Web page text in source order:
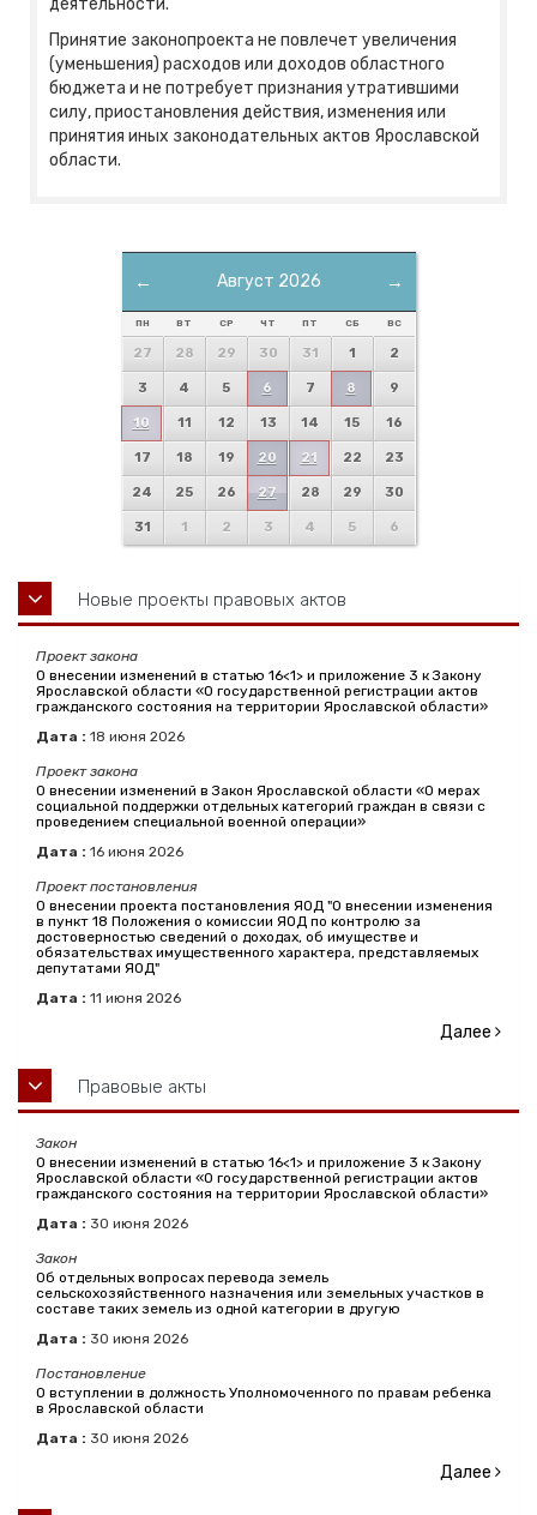
деятельности.
Принятие законопроекта не повлечет увеличения
(уменьшения) расходов или доходов областного
бюджета и не потребует признания утратившими
силу, приостановления действия, изменения или
принятия иных законодательных актов Ярославской
области.
← →
Август 2026
ПН ВТ СР ЧТ ПТ СБ ВС
27 28 29 30 31 1 2
3 4 5 6 7 8 9
10 11 12 13 14 15 16
17 18 19 20 21 22 23
24 25 26 27 28 29 30
31 1 2 3 4 5 6
Новые проекты правовых актов
Проект закона
О внесении изменений в статью 16<1> и приложение 3 к Закону
Ярославской области «О государственной регистрации актов
гражданского состояния на территории Ярославской области»
Дата : 18 июня 2026
Проект закона
О внесении изменений в Закон Ярославской области «О мерах
социальной поддержки отдельных категорий граждан в связи с
проведением специальной военной операции»
Дата : 16 июня 2026
Проект постановления
О внесении проекта постановления ЯОД "О внесении изменения
в пункт 18 Положения о комиссии ЯОД по контролю за
достоверностью сведений о доходах, об имуществе и
обязательствах имущественного характера, представляемых
депутатами ЯОД"
Дата : 11 июня 2026
Далее
Правовые акты
Закон
О внесении изменений в статью 16<1> и приложение 3 к Закону
Ярославской области «О государственной регистрации актов
гражданского состояния на территории Ярославской области»
Дата : 30 июня 2026
Закон
Об отдельных вопросах перевода земель
сельскохозяйственного назначения или земельных участков в
составе таких земель из одной категории в другую
Дата : 30 июня 2026
Постановление
О вступлении в должность Уполномоченного по правам ребенка
в Ярославской области
Дата : 30 июня 2026
Далее